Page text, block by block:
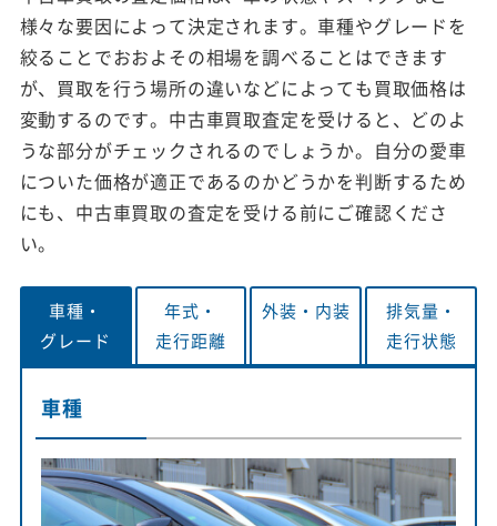
様々な要因によって決定されます。車種やグレードを
絞ることでおおよその相場を調べることはできます
が、買取を行う場所の違いなどによっても買取価格は
変動するのです。中古車買取査定を受けると、どのよ
うな部分がチェックされるのでしょうか。自分の愛車
についた価格が適正であるのかどうかを判断するため
にも、中古車買取の査定を受ける前にご確認くださ
い。
車種・
グレード
年式・
走行距離
外装・ 内装
排気量・
走行状態
車種